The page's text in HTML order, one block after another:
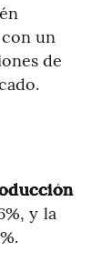
un
de
y la